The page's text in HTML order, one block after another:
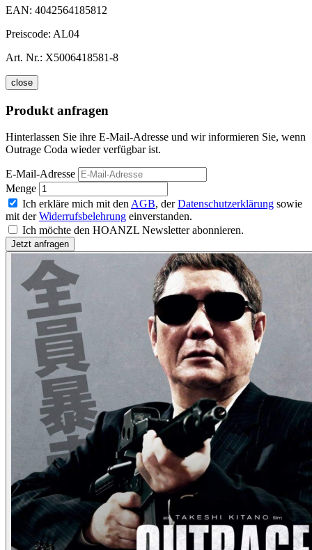
EAN: 4042564185812
Preiscode: AL04
Art. Nr.: X5006418581-8
close
Produkt anfragen
Hinterlassen Sie ihre E-Mail-Adresse und wir informieren Sie, wenn
Outrage Coda wieder verfügbar ist.
E-Mail-Adresse
Menge
Ich erkläre mich mit den AGB, derDatenschutzerklärung sowie
mit derWiderrufsbelehrung einverstanden.
Ich möchte den HOANZL Newsletter abonnieren.